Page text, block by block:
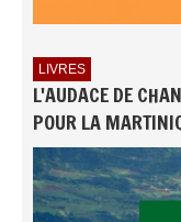
LIVRES
L'AUDACE DE
POUR LA